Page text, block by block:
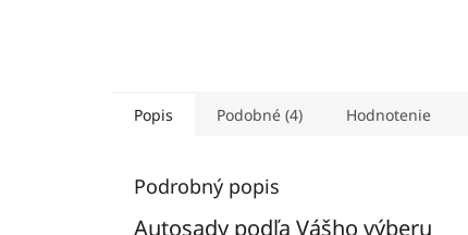
Popis Podobné (4) Hodnotenie
Podrobný popis
Autosady podľa Vášho výberu